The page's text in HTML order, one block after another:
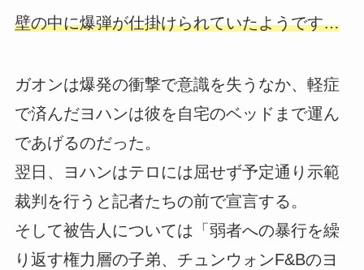
壁の中に爆弾が仕掛けられていたようです…
ガオンは爆発の衝撃で意識を失うなか、軽症
で済んだヨハンは彼を自宅のベッドまで運ん
であげるのだった。
翌日、ヨハンはテロには屈せず予定通り示範
裁判を行うと記者たちの前で宣言する。
そして被告人については「弱者への暴行を繰
り返す権力層の子弟、チュンウォンF&Bのヨ